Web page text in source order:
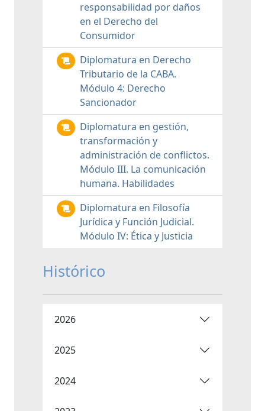
responsabilidad por daños
en el Derecho del
Consumidor
Diplomatura en Derecho
Tributario de la CABA.
Módulo 4: Derecho
Sancionador
Diplomatura en gestión,
transformación y
administración de conflictos.
Módulo III. La comunicación
humana. Habilidades
Diplomatura en Filosofía
Jurídica y Función Judicial.
Módulo IV: Ética y Justicia
Histórico
2026
2025
2024